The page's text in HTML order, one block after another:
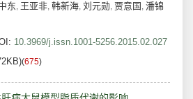
东, 王亚非, 韩新海, 刘元勋, 贾意国 , 潘锦
10.3969/j.issn.1001-5256.2015.02.027
(675)